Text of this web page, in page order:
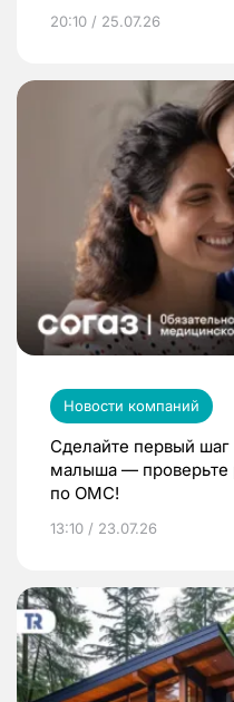
20:10 / 25.07.26
Новости компаний
Сделайте первый
малыша — проверьте
по ОМС!
13:10 / 23.07.26